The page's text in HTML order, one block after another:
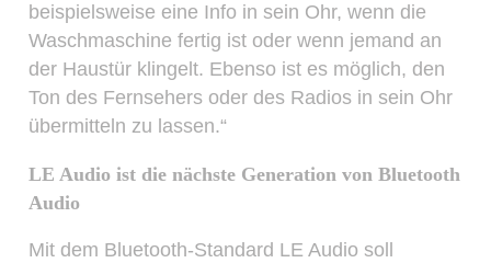
beispielsweise eine Info in sein Ohr, wenn die
Waschmaschine fertig ist oder wenn jemand an
der Haustür klingelt. Ebenso ist es möglich, den
Ton des Fernsehers oder des Radios in sein Ohr
übermitteln zu lassen.“
LE Audio ist die nächste Generation von Bluetooth
Audio
Mit dem Bluetooth-Standard LE Audio soll